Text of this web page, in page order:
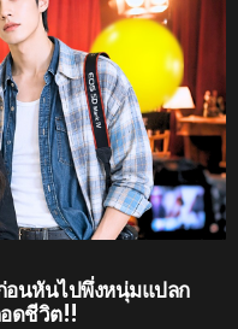
อนหันไปพึ่งหนุ่มแปลก
ดชีวิต!!